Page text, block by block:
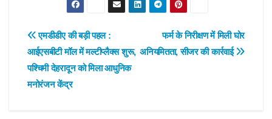
Post
navigation
फर्म के निरीक्षण में मिली घोर
अनियमितता, सीजर की कार्रवाई
एमडीडीए की बड़ी पहल :
आईएसबीटी मॉल में मल्टीप्लैक्स शुरू,
पश्चिमी देहरादून को मिला आधुनिक
मनोरंजन केंद्र